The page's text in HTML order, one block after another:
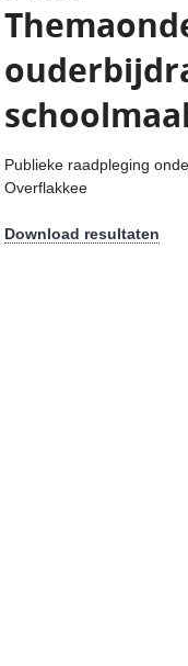
Publieke raadpleging
Overflakkee
Download resultaten